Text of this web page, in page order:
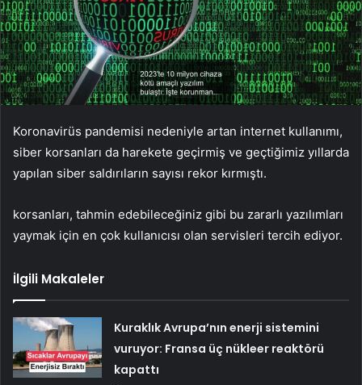
Koronavirüs pandemisi nedeniyle artan internet kullanımı,
siber korsanları da harekete geçirmiş ve geçtiğimiz yıllarda
yapılan siber saldırıların sayısı rekor kırmıştı.
korsanları, tahmin edebileceğiniz gibi bu zararlı yazılımları
yaymak için en çok kullanıcısı olan servisleri tercih ediyor.
İlgili Makaleler
Kuraklık Avrupa’nın enerji sistemini
vuruyor: Fransa üç nükleer reaktörü
kapattı